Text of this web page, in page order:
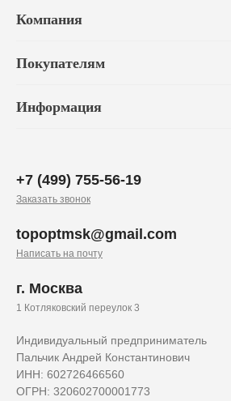
Компания
Покупателям
Информация
Индивидуальный предприниматель
Пальчик Андрей Константинович
ИНН: 602726466560
ОГРН: 320602700001773
+7 (499) 755-56-19
Заказать звонок
topoptmsk@gmail.com
Написать на почту
г. Москва
1 Котляковский переулок 3